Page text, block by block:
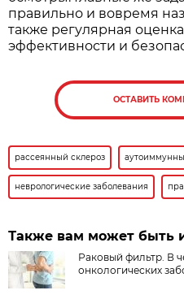
правильно и вовремя
также регулярная
эффективности и
ОСТАВИТЬ
рассеянный склероз
неврологические заболевания
Также вам может быть
Раковый фильтр. В
онкологических